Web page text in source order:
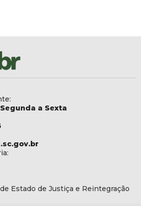
a Sexta
Estado de Justiça e Reintegração